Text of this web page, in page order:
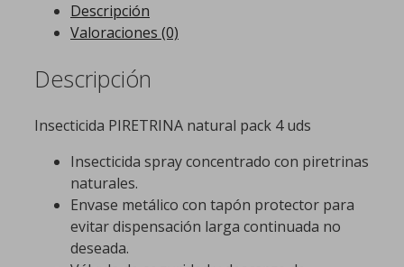
Descripción
Valoraciones (0)
Descripción
Insecticida PIRETRINA natural pack 4 uds
Insecticida spray concentrado con piretrinas
naturales.
Envase metálico con tapón protector para
evitar dispensación larga continuada no
deseada.